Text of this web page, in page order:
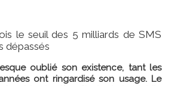
le seuil des 5 milliards de SMS
dépassés
oublié son existence, tant les
ont ringardisé son usage. Le